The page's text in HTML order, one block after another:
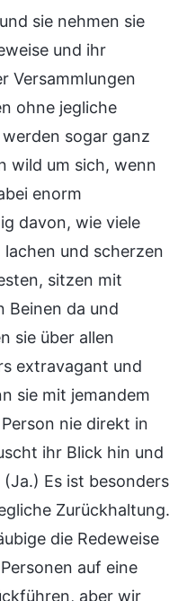
sie nehmen sie
und ihr
Versammlungen
ohne jegliche
sogar ganz
wild um sich, wenn
enorm
davon, wie viele
und scherzen
sitzen mit
Beinen da und
sie über allen
extravagant und
sie mit jemandem
nie direkt in
ihr Blick hin und
Es ist besonders
Zurückhaltung.
die Redeweise
auf eine
aber wir